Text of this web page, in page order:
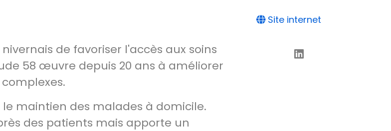
de favoriser l'accès aux soins
58 œuvre depuis 20 ans à améliorer
le maintien des malades à domicile.
des patients mais apporte un
Site internet